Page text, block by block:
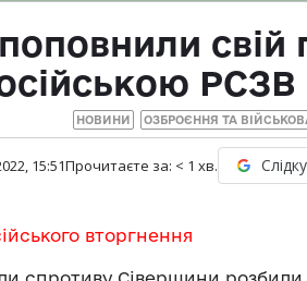
свій
РСЗВ
НОВИНИ ОЗБРОЄННЯ ТА
15:51Прочитаєте за: < 1 хв.
вторгнення